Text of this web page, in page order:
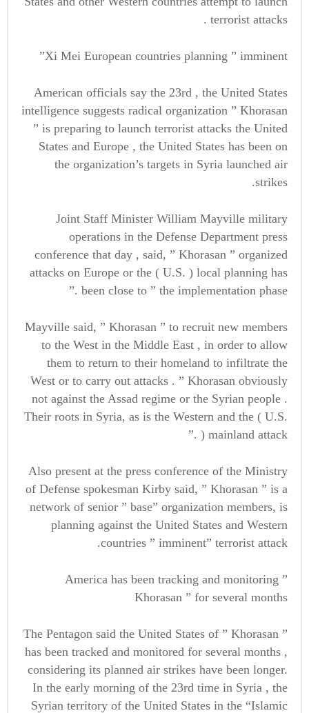
terrorist attacks .
Xi Mei European countries planning ” imminent”
American officials say the 23rd , the United States
intelligence suggests radical organization ” Khorasan
” is preparing to launch terrorist attacks the United
States and Europe , the United States has been on
the organization’s targets in Syria launched air
strikes.
Joint Staff Minister William Mayville military
operations in the Defense Department press
conference that day , said, ” Khorasan ” organized
attacks on Europe or the ( U.S. ) local planning has
been close to ” the implementation phase .”
Mayville said, ” Khorasan ” to recruit new members
to the West in the Middle East , in order to allow
them to return to their homeland to infiltrate the
West or to carry out attacks . ” Khorasan obviously
not against the Assad regime or the Syrian people .
Their roots in Syria, as is the Western and the ( U.S.
) mainland attack .”
Also present at the press conference of the Ministry
of Defense spokesman Kirby said, ” Khorasan ” is a
network of senior ” base” organization members, is
planning against the United States and Western
countries ” imminent” terrorist attack.
America has been tracking and monitoring ”
Khorasan ” for several months
The Pentagon said the United States of ” Khorasan ”
has been tracked and monitored for several months ,
considering its planned air strikes have been longer.
In the early morning of the 23rd time in Syria , the
Syrian territory of the United States in the “Islamic